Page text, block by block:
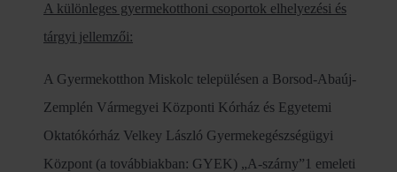
A különleges gyermekotthoni csoportok elhelyezési és
tárgyi jellemzői:
A Gyermekotthon Miskolc településen a Borsod-Abaúj-
Zemplén Vármegyei Központi Kórház és Egyetemi
Oktatókórház Velkey László Gyermekegészségügyi
Központ (a továbbiakban: GYEK) „A-szárny”1 emeleti